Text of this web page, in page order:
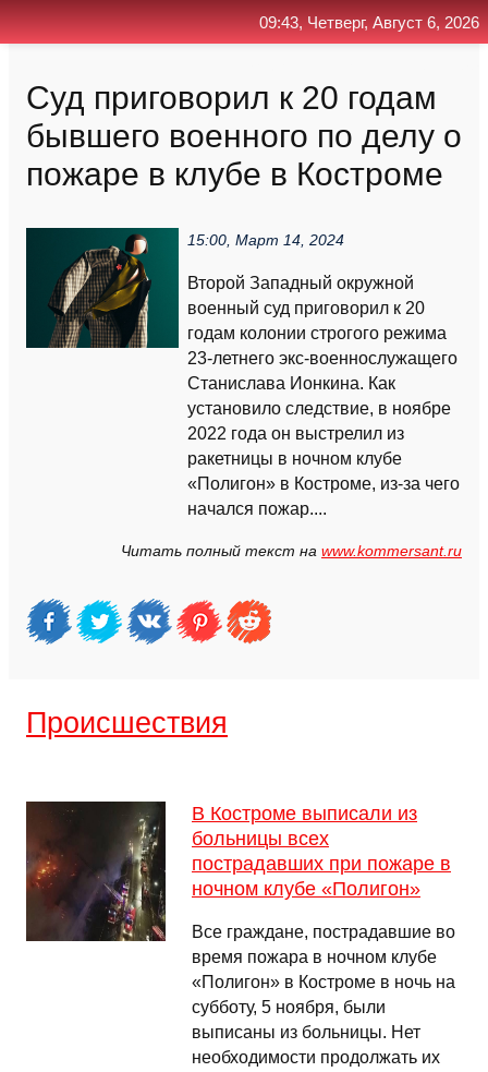
Суд приговорил к 20 годам
бывшего военного по делу о
пожаре в клубе в Костроме
15:00, Март 14, 2024
Второй Западный окружной
военный суд приговорил к 20
годам колонии строгого режима
23-летнего экс-военнослужащего
Станислава Ионкина. Как
установило следствие, в ноябре
2022 года он выстрелил из
ракетницы в ночном клубе
«Полигон» в Костроме, из-за чего
начался пожар....
Читать полный текст на www.kommersant.ru
Происшествия
В Костроме выписали из
больницы всех
пострадавших при пожаре в
ночном клубе «Полигон»
Все граждане, пострадавшие во
время пожара в ночном клубе
«Полигон» в Костроме в ночь на
субботу, 5 ноября, были
выписаны из больницы. Нет
необходимости продолжать их
09:43, Четверг, Август 6, 2026